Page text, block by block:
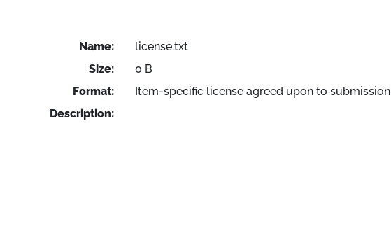
Name:
license.txt
Size:
0 B
Format:
Item-specific license agreed upon to submission
Description: